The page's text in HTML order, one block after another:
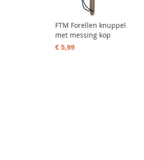
FTM Forellen knuppel
met messing kop
€ 5,99